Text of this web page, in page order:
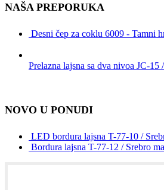
NAŠA PREPORUKA
Desni čep za coklu 6009 - Tamni
Prelazna lajsna sa dva nivoa JC-15
NOVO U PONUDI
LED bordura lajsna T-77-10 /
Bordura lajsna T-77-12 / Srebro